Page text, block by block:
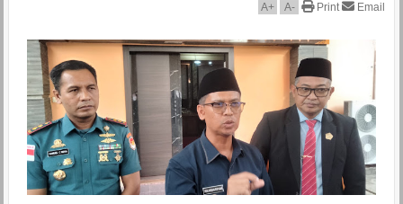
A+ A- Print Email